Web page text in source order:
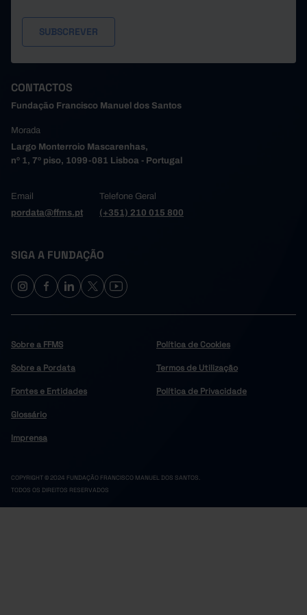
CONTACTOS
Fundação Francisco Manuel dos Santos
Morada
Largo Monterroio Mascarenhas,
nº 1, 7º piso, 1099-081 Lisboa - Portugal
Email
pordata@ffms.pt
Telefone Geral
(+351) 210 015 800
SIGA A FUNDAÇÃO
Sobre a FFMS
Sobre a Pordata
Fontes e Entidades
Glossário
Imprensa
Política de Cookies
Termos de Utilização
Política de Privacidade
COPYRIGHT © 2024 FUNDAÇÃO FRANCISCO MANUEL DOS SANTOS.
TODOS OS DIREITOS RESERVADOS